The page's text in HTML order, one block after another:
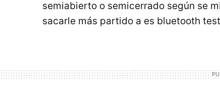
semiabierto o semicerrado según se
sacarle más partido a es bluetooth